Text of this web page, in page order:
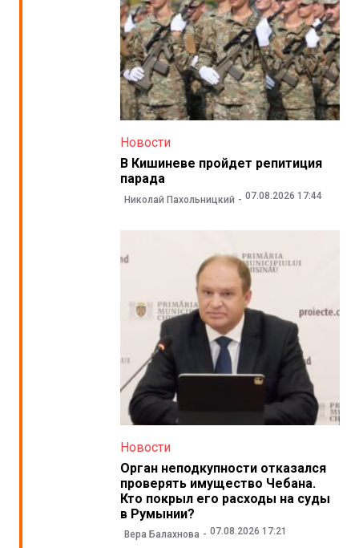
Новости
В Кишиневе пройдет репитиция
парада
Николай Пахольницкий 07.08.2026 17:44
Новости
Орган неподкупности отказался
проверять имущество Чебана.
Кто покрыл его расходы на суды
в Румынии?
Вера Балахнова 07.08.2026 17:21